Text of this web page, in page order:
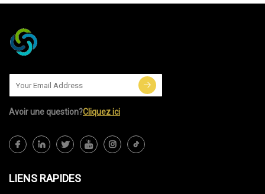
Avoir une question?Cliquez ici
LIENS RAPIDES